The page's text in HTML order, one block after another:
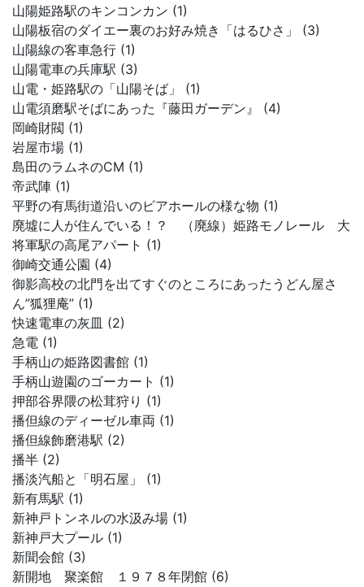
山陽姫路駅のキンコンカン (1)
山陽板宿のダイエー裏のお好み焼き「はるひさ」 (3)
山陽線の客車急行 (1)
山陽電車の兵庫駅 (3)
山電・姫路駅の「山陽そば」 (1)
山電須磨駅そばにあった『藤田ガーデン』 (4)
岡崎財閥 (1)
岩屋市場 (1)
島田のラムネのCM (1)
帝武陣 (1)
平野の有馬街道沿いのビアホールの様な物 (1)
廃墟に人が住んでいる！？ （廃線）姫路モノレール 大
将軍駅の高尾アパート (1)
御崎交通公園 (4)
御影高校の北門を出てすぐのところにあったうどん屋さ
ん”狐狸庵” (1)
快速電車の灰皿 (2)
急電 (1)
手柄山の姫路図書館 (1)
手柄山遊園のゴーカート (1)
押部谷界隈の松茸狩り (1)
播但線のディーゼル車両 (1)
播但線飾磨港駅 (2)
播半 (2)
播淡汽船と「明石屋」 (1)
新有馬駅 (1)
新神戸トンネルの水汲み場 (1)
新神戸大プール (1)
新聞会館 (3)
新開地 聚楽館 １９７８年閉館 (6)